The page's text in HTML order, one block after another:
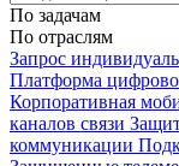
По задачам
По отраслям
Запрос
Платформа
Корпоративная
каналов связи
коммуникации